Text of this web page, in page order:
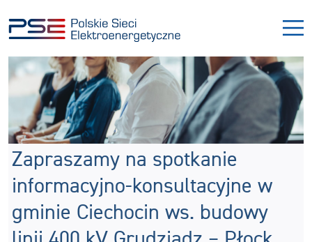
do
menu
do
treści
Zapraszamy na spotkanie
informacyjno-konsultacyjne w
gminie Ciechocin ws. budowy